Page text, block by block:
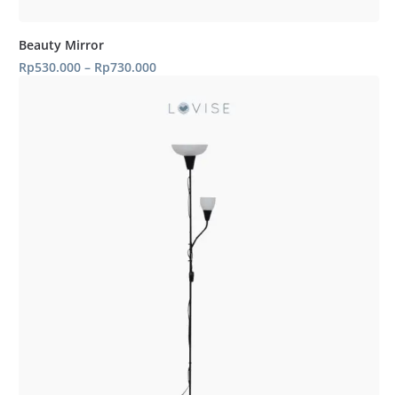
Beauty Mirror
Rp530.000 – Rp730.000Rentang
Rp530.000
hingga